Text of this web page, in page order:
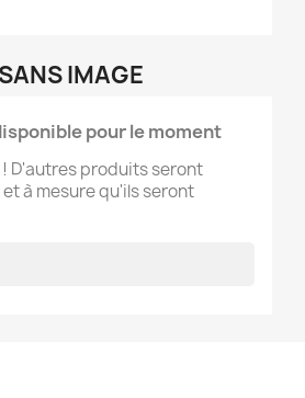
IMAGE
pour le moment
D'autres produits seront
à mesure qu'ils seront